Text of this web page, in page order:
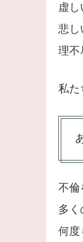
虚し
悲し
理不
私た
不倫
多く
何度